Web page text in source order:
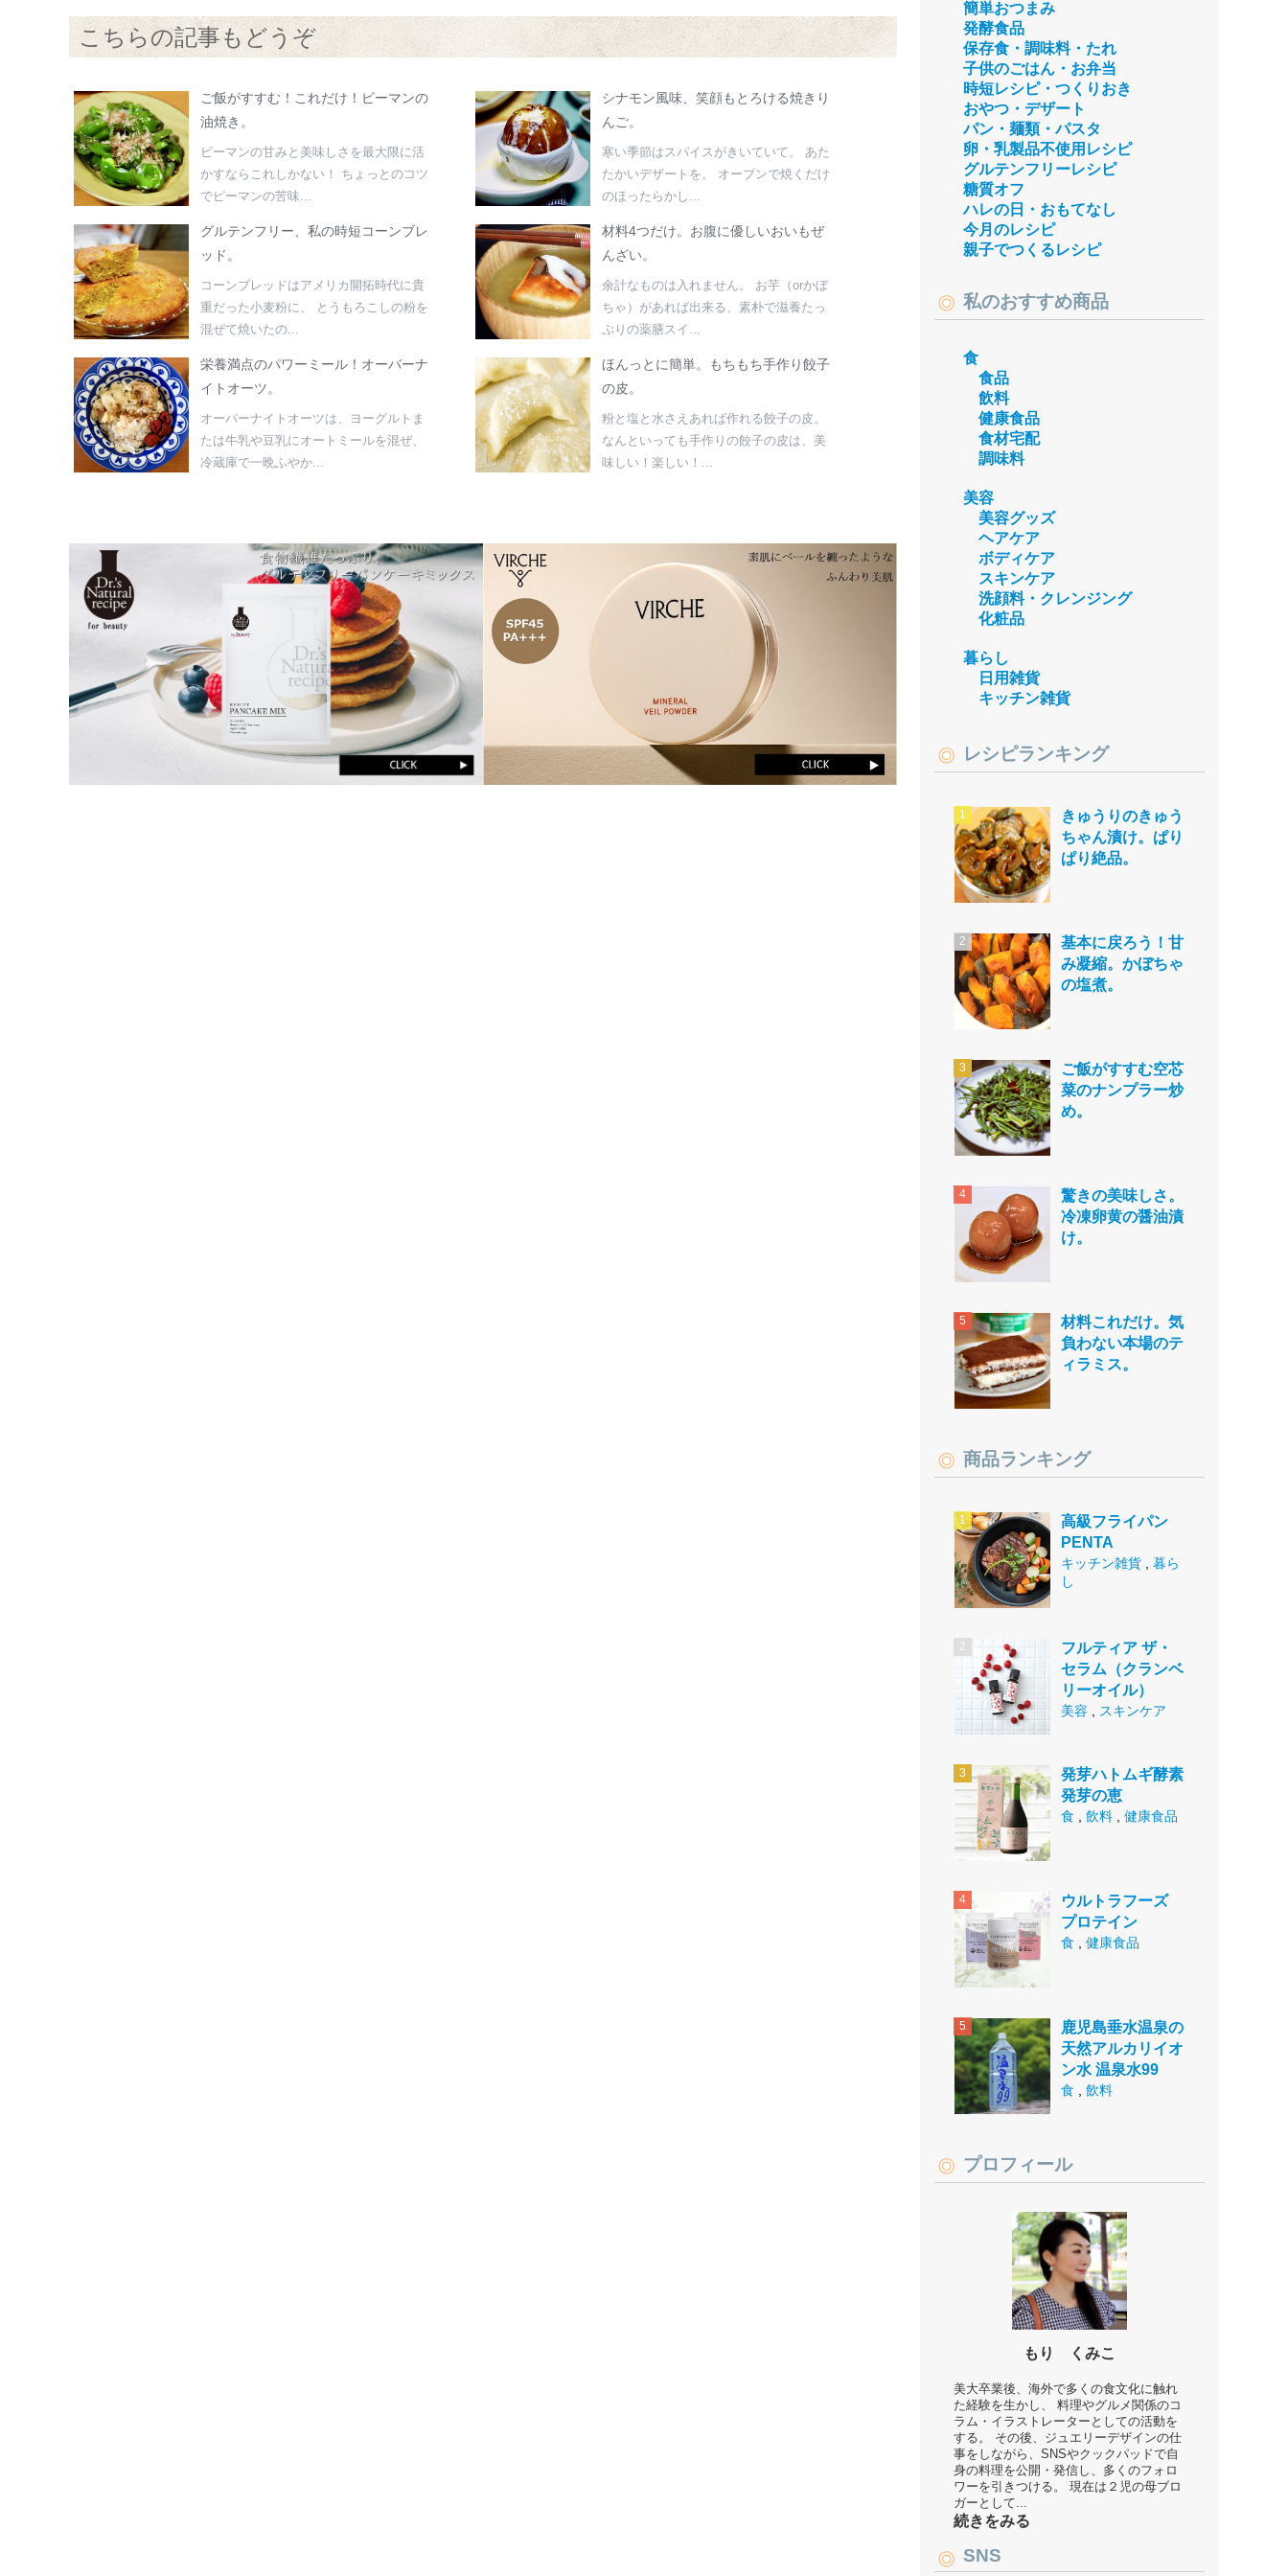
こちらの記事もどうぞ
ご飯がすすむ！これだけ！ピーマンの
油焼き。
ピーマンの甘みと美味しさを最大限に活
かすならこれしかない！ ちょっとのコツ
でピーマンの苦味...
シナモン風味、笑顔もとろける焼きり
んご。
寒い季節はスパイスがきいていて、 あた
たかいデザートを。 オーブンで焼くだけ
のほったらかし...
グルテンフリー、私の時短コーンブレ
ッド。
コーンブレッドはアメリカ開拓時代に貴
重だった小麦粉に、 とうもろこしの粉を
混ぜて焼いたの...
材料4つだけ。お腹に優しいおいもぜ
んざい。
余計なものは入れません。 お芋（orかぼ
ちゃ）があれば出来る、素朴で滋養たっ
ぷりの薬膳スイ...
栄養満点のパワーミール！オーバーナ
イトオーツ。
オーバーナイトオーツは、ヨーグルトま
たは牛乳や豆乳にオートミールを混ぜ、
冷蔵庫で一晩ふやか...
ほんっとに簡単。もちもち手作り餃子
の皮。
粉と塩と水さえあれば作れる餃子の皮。
なんといっても手作りの餃子の皮は、美
味しい！楽しい！...
簡単おつまみ
発酵食品
保存食・調味料・たれ
子供のごはん・お弁当
時短レシピ・つくりおき
おやつ・デザート
パン・麺類・パスタ
卵・乳製品不使用レシピ
グルテンフリーレシピ
糖質オフ
ハレの日・おもてなし
今月のレシピ
親子でつくるレシピ
私のおすすめ商品
食
食品
飲料
健康食品
食材宅配
調味料
美容
美容グッズ
ヘアケア
ボディケア
スキンケア
洗顔料・クレンジング
化粧品
暮らし
日用雑貨
キッチン雑貨
レシピランキング
きゅうりのきゅう
ちゃん漬け。ぱり
ぱり絶品。
基本に戻ろう！甘
み凝縮。かぼちゃ
の塩煮。
ご飯がすすむ空芯
菜のナンプラー炒
め。
驚きの美味しさ。
冷凍卵黄の醤油漬
け。
材料これだけ。気
負わない本場のテ
ィラミス。
商品ランキング
高級フライパン
PENTA
キッチン雑貨
暮ら
し
フルティア ザ・
セラム（クランベ
リーオイル）
美容 スキンケア
発芽ハトムギ酵素
発芽の恵
食 飲料 健康食品
ウルトラフーズ
プロテイン
食 健康食品
鹿児島垂水温泉の
天然アルカリイオ
ン水 温泉水99
食 飲料
プロフィール
もり くみこ
美大卒業後、海外で多くの食文化に触れ
た経験を生かし、 料理やグルメ関係のコ
ラム・イラストレーターとしての活動を
する。 その後、ジュエリーデザインの仕
事をしながら、SNSやクックパッドで自
身の料理を公開・発信し、多くのフォロ
ワーを引きつける。 現在は２児の母ブロ
ガーとして...
続きをみる
SNS